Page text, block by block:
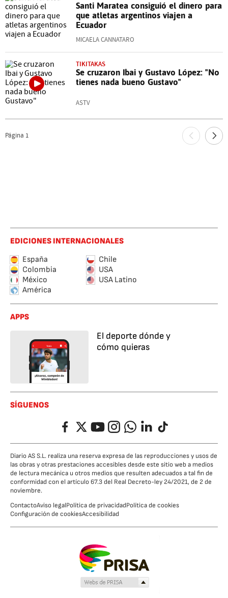
Santi Maratea consiguió el dinero para
que atletas argentinos viajen a
Ecuador
MICAELA CANNATARO
TIKITAKAS
Se cruzaron Ibai y Gustavo López: "No
tienes nada bueno Gustavo"
ASTV
Página 1
EDICIONES INTERNACIONALES
España
Chile
Colombia
USA
México
USA Latino
América
APPS
El deporte dónde y
cómo quieras
SÍGUENOS
FacebookTwitterYouTubeInstagramWhatsappLinkedIn
TikTok
Diario AS S.L. realiza una reserva expresa de las reproducciones y usos de
las obras y otras prestaciones accesibles desde este sitio web a medios
de lectura mecánica u otros medios que resulten adecuados a tal fin de
conformidad con el artículo 67.3 del Real Decreto-ley 24/2021, de 2 de
noviembre.
ContactoAviso legalPolítica de privacidadPolítica de cookies
Configuración de cookiesAccesibilidad